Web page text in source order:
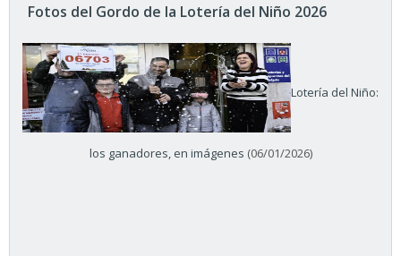
Fotos del Gordo de la Lotería del Niño 2026
Lotería del Niño:
los ganadores, en imágenes (06/01/2026)